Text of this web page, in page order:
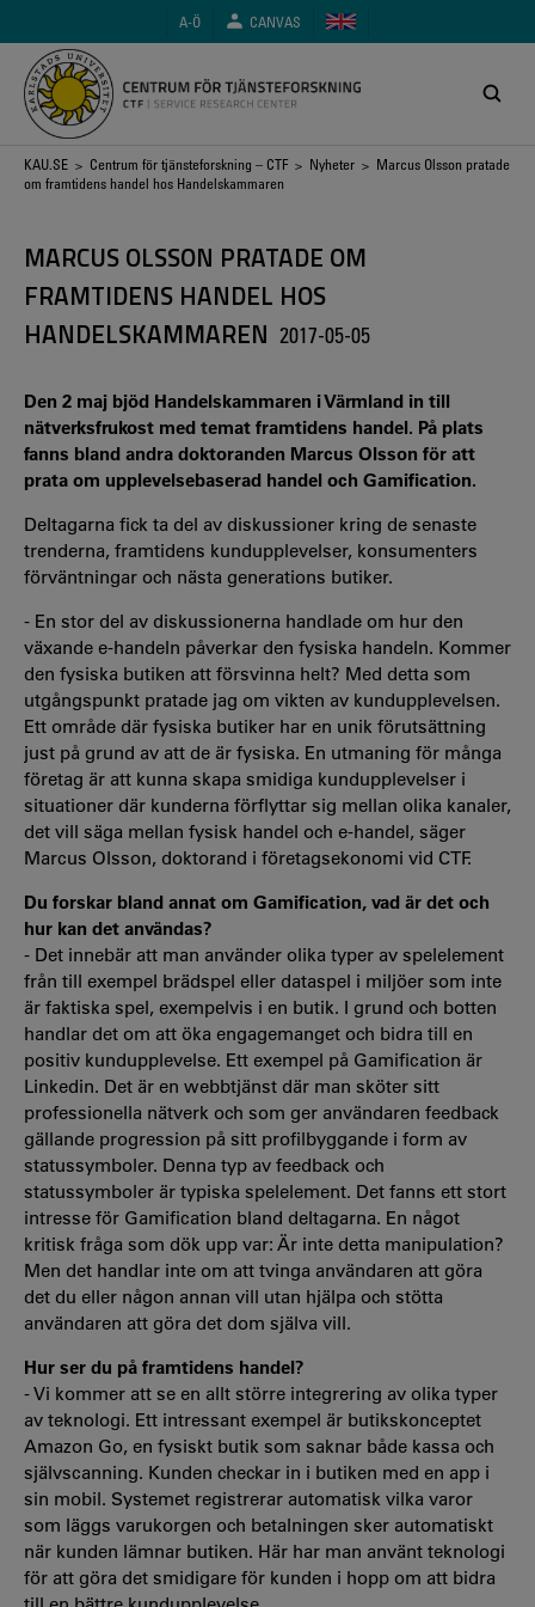
huvudinnehåll
A-Ö CANVAS
Länkstig
KAU.SE > Centrum för tjänsteforskning – CTF > Nyheter > Marcus Olsson pratade
om framtidens handel hos Handelskammaren
MARCUS OLSSON PRATADE OM
FRAMTIDENS HANDEL HOS
HANDELSKAMMAREN 2017-05-05
Den 2 maj bjöd Handelskammaren i Värmland in till
nätverksfrukost med temat framtidens handel. På plats
fanns bland andra doktoranden Marcus Olsson för att
prata om upplevelsebaserad handel och Gamification.
Deltagarna fick ta del av diskussioner kring de senaste
trenderna, framtidens kundupplevelser, konsumenters
förväntningar och nästa generations butiker.
- En stor del av diskussionerna handlade om hur den
växande e-handeln påverkar den fysiska handeln. Kommer
den fysiska butiken att försvinna helt? Med detta som
utgångspunkt pratade jag om vikten av kundupplevelsen.
Ett område där fysiska butiker har en unik förutsättning
just på grund av att de är fysiska. En utmaning för många
företag är att kunna skapa smidiga kundupplevelser i
situationer där kunderna förflyttar sig mellan olika kanaler,
det vill säga mellan fysisk handel och e-handel, säger
Marcus Olsson, doktorand i företagsekonomi vid CTF.
Du forskar bland annat om Gamification, vad är det och
hur kan det användas?
- Det innebär att man använder olika typer av spelelement
från till exempel brädspel eller dataspel i miljöer som inte
är faktiska spel, exempelvis i en butik. I grund och botten
handlar det om att öka engagemanget och bidra till en
positiv kundupplevelse. Ett exempel på Gamification är
Linkedin. Det är en webbtjänst där man sköter sitt
professionella nätverk och som ger användaren feedback
gällande progression på sitt profilbyggande i form av
statussymboler. Denna typ av feedback och
statussymboler är typiska spelelement. Det fanns ett stort
intresse för Gamification bland deltagarna. En något
kritisk fråga som dök upp var: Är inte detta manipulation?
Men det handlar inte om att tvinga användaren att göra
det du eller någon annan vill utan hjälpa och stötta
användaren att göra det dom själva vill.
Hur ser du på framtidens handel?
- Vi kommer att se en allt större integrering av olika typer
av teknologi. Ett intressant exempel är butikskonceptet
Amazon Go, en fysiskt butik som saknar både kassa och
självscanning. Kunden checkar in i butiken med en app i
sin mobil. Systemet registrerar automatisk vilka varor
som läggs varukorgen och betalningen sker automatiskt
när kunden lämnar butiken. Här har man använt teknologi
för att göra det smidigare för kunden i hopp om att bidra